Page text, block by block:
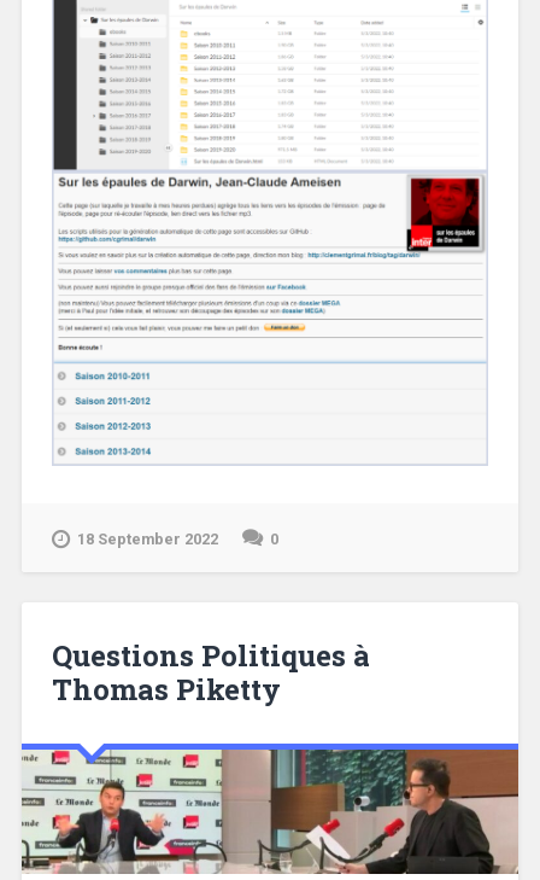
18 September 2022 0
Questions Politiques à
Thomas Piketty